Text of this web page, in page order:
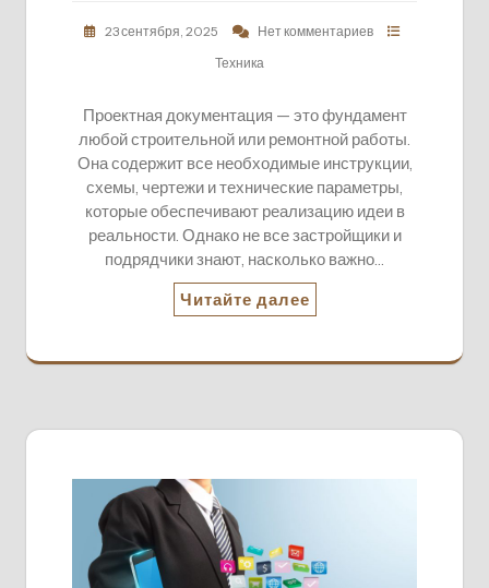
23 сентября, 2025
Нет комментариев
Техника
Проектная документация — это фундамент
любой строительной или ремонтной работы.
Она содержит все необходимые инструкции,
схемы, чертежи и технические параметры,
которые обеспечивают реализацию идеи в
реальности. Однако не все застройщики и
подрядчики знают, насколько важно…
Читайте далее